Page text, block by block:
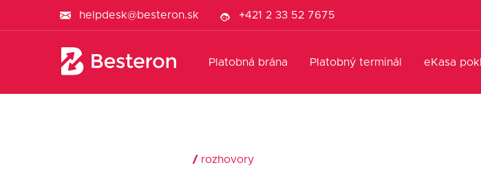
helpdesk@besteron.sk +421 2 33 52 7675
eKasa
Platobný terminál
Platobná brána
/ rozhovory